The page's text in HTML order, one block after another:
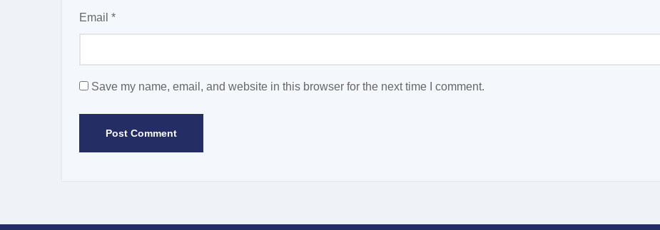
Email *
Save my name, email, and website in this browser for the next time I comment.